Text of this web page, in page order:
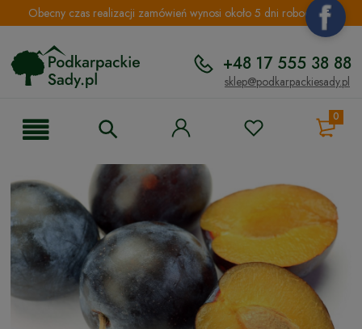
Obecny czas realizacji zamówień wynosi około 5 dni roboczych.
+48 17 555 38 88
sklep@podkarpackiesady.pl
0